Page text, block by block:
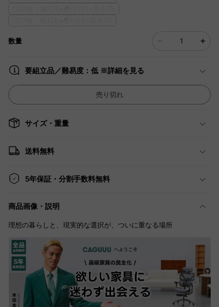
数量
要組立品／難易度：低 ※詳細を見る
売り切れ
サイズ・重量
送料無料
5年保証・分割手数料無料
商品画像・説明
理想の暮らしと、現実的な選択が、ついに重なる場所